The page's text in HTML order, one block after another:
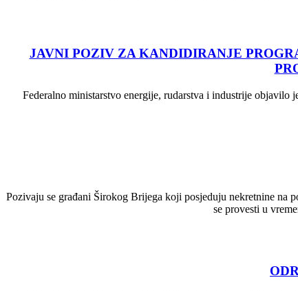
JAVNI POZIV ZA KANDIDIRANJE
Federalno ministarstvo energije, rudarstva i industrije
Pozivaju se građani Širokog Brijega koji posjeduju nekretnine na
se provesti u